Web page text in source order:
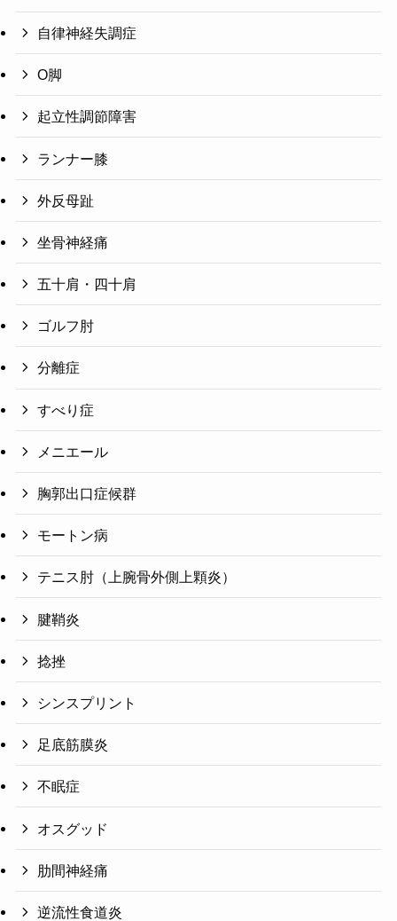
自律神経失調症
O脚
起立性調節障害
ランナー膝
外反母趾
坐骨神経痛
五十肩・四十肩
ゴルフ肘
分離症
すべり症
メニエール
胸郭出口症候群
モートン病
テニス肘（上腕骨外側上顆炎）
腱鞘炎
捻挫
シンスプリント
足底筋膜炎
不眠症
オスグッド
肋間神経痛
逆流性食道炎